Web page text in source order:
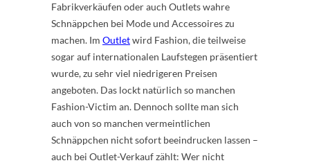
Fabrikverkäufen oder auch Outlets wahre
Schnäppchen bei Mode und Accessoires zu
machen. Im Outletwird Fashion, die teilweise
sogar auf internationalen Laufstegen präsentiert
wurde, zu sehr viel niedrigeren Preisen
angeboten. Das lockt natürlich so manchen
Fashion-Victim an. Dennoch sollte man sich
auch von so manchen vermeintlichen
Schnäppchen nicht sofort beeindrucken lassen –
auch bei Outlet-Verkauf zählt: Wer nicht